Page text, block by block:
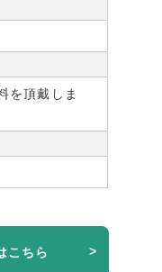
を頂戴しま
こちら